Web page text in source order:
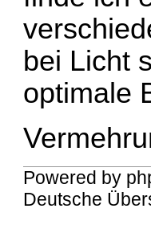
bei Licht
optimale
Powered by
Deutsche